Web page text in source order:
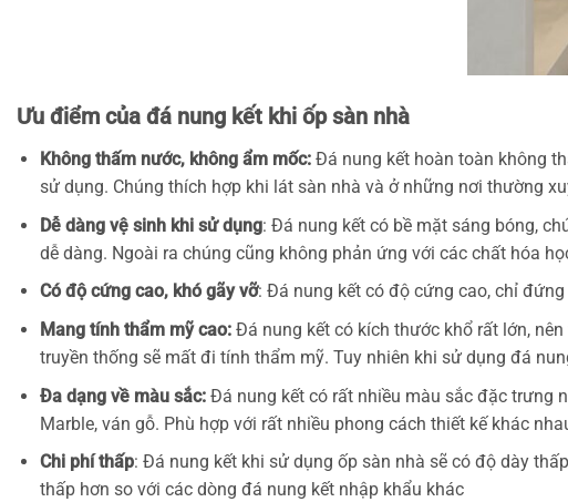
Ưu điểm của đá nung kết khi ốp sàn nhà
Không thấm nước, không ẩm mốc:Đá nung kết hoàn toàn không
sử dụng. Chúng thích hợp khi lát sàn nhà và ở những nơi thường
Dễ dàng vệ sinh khi sử dụng: Đá nung kết có bề mặt sáng bóng,
dễ dàng. Ngoài ra chúng cũng không phản ứng với các chất hóa
Có độ cứng cao, khó gãy vỡ: Đá nung kết có độ cứng cao, chỉ
Mang tính thẩm mỹ cao:Đá nung kết có kích thước khổ rất lớn,
truyền thống sẽ mất đi tính thẩm mỹ. Tuy nhiên khi sử dụng đá
Đa dạng về màu sắc:Đá nung kết có rất nhiều màu sắc đặc trưng
Marble, ván gỗ. Phù hợp với rất nhiều phong cách thiết kế khác
Chi phí thấp: Đá nung kết khi sử dụng ốp sàn nhà sẽ có độ dày
thấp hơn so với các dòng đá nung kết nhập khẩu khác